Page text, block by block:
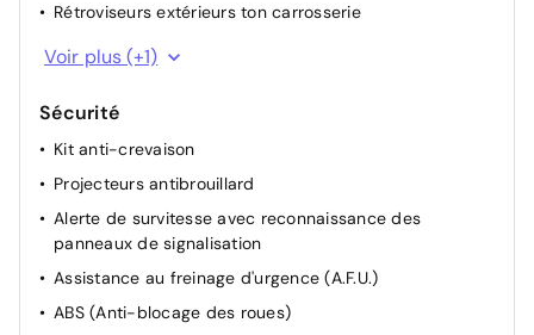
Rétroviseurs extérieurs ton carrosserie
Barres de toit longitudinales
Voir plus (+1)
Sécurité
Kit anti-crevaison
Projecteurs antibrouillard
Alerte de survitesse avec reconnaissance des
panneaux de signalisation
Assistance au freinage d'urgence (A.F.U.)
ABS (Anti-blocage des roues)